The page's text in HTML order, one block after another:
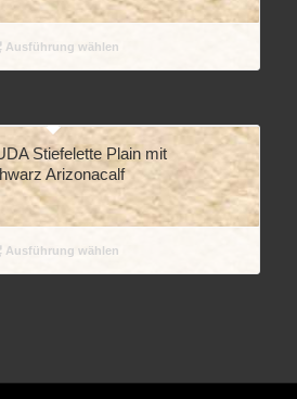
Ausführung wählen
Stiefelette Plain mit
Arizonacalf
Ausführung wählen